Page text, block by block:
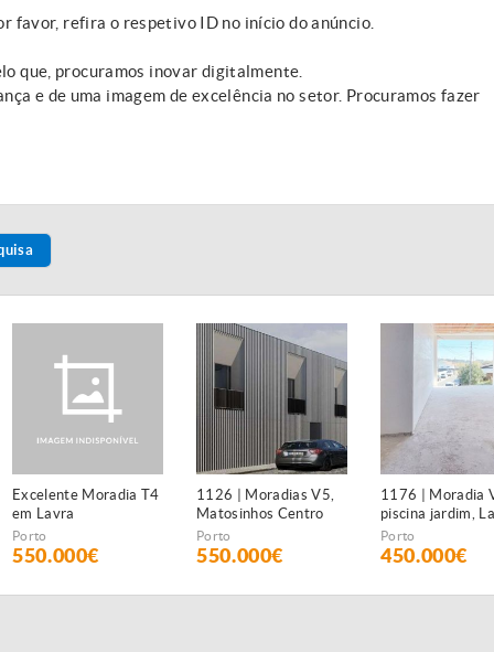
favor, refira o respetivo ID no início do anúncio.
que, procuramos inovar digitalmente.
e de uma imagem de excelência no setor. Procuramos fazer
1126 | Moradias V5,
Matosinhos Centro
550.000€
1176 | Moradia V3
piscina jardim, Lavra
450.000€
Moradia
Caulinos